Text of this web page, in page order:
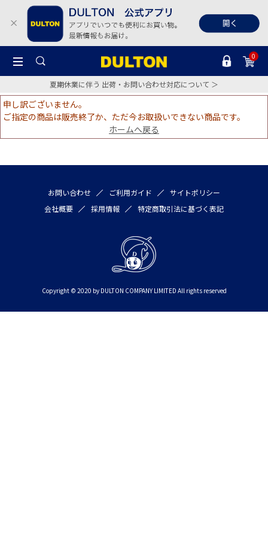
0
夏期休業に伴う 出荷・お問い合わせ対応について ＞
申し訳ございません。
ご指定の商品は販売終了か、ただ今お取扱いできない商品です。
ホームへ戻る
お問い合わせ ご利用ガイド
サイトポリシー
会社概要
採用情報 特定商取引法に基づく表記
Copyright © 2020 by DULTON COMPANY LIMITED All rights reserved